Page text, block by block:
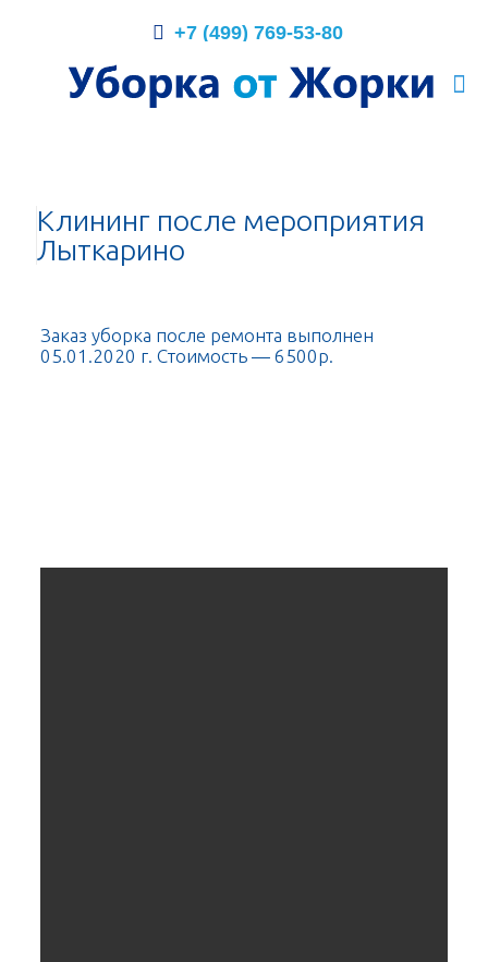
+7 (499) 769-53-80
Клининг после мероприятия
Лыткарино
Заказ уборка после ремонта выполнен
05.01.2020 г. Стоимость — 6500р.